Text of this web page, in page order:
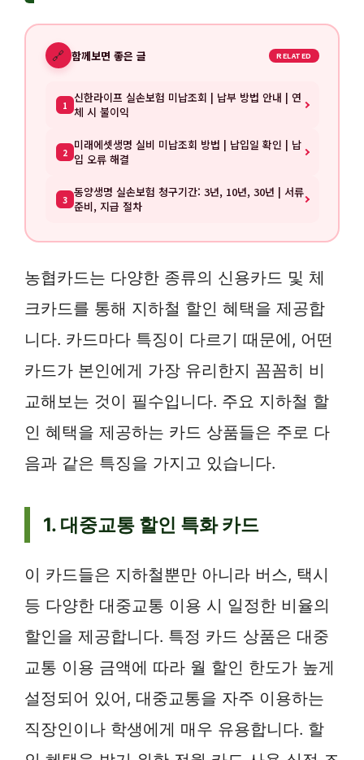
🔗 함께보면 좋은 글 RELATED
1 신한라이프 실손보험 미납조회 | 납부 방법 안내 | 연
체 시 불이익
2 미래에셋생명 실비 미납조회 방법 | 납입일 확인 | 납
입 오류 해결
3 동양생명 실손보험 청구기간: 3년, 10년, 30년 | 서류
준비, 지급 절차
농협카드는 다양한 종류의 신용카드 및 체
크카드를 통해 지하철 할인 혜택을 제공합
니다. 카드마다 특징이 다르기 때문에, 어떤
카드가 본인에게 가장 유리한지 꼼꼼히 비
교해보는 것이 필수입니다. 주요 지하철 할
인 혜택을 제공하는 카드 상품들은 주로 다
음과 같은 특징을 가지고 있습니다.
1. 대중교통 할인 특화 카드
이 카드들은 지하철뿐만 아니라 버스, 택시
등 다양한 대중교통 이용 시 일정한 비율의
할인을 제공합니다. 특정 카드 상품은 대중
교통 이용 금액에 따라 월 할인 한도가 높게
설정되어 있어, 대중교통을 자주 이용하는
직장인이나 학생에게 매우 유용합니다. 할